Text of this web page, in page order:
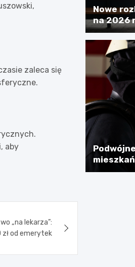
zaleca się
aby
„na lekarza”:
zł od emerytek
Nowe
na 2026